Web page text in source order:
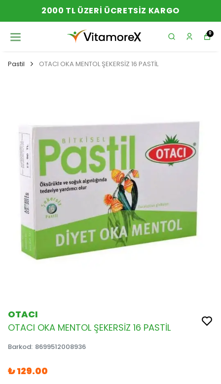
YENI SEZON ÜRÜNLER
0
Pastil OTACI OKA MENTOL ŞEKERSİZ 16 PASTİL
OTACI
OTACI OKA MENTOL ŞEKERSİZ 16 PASTİL
Barkod: 8699512008936
₺ 129.00